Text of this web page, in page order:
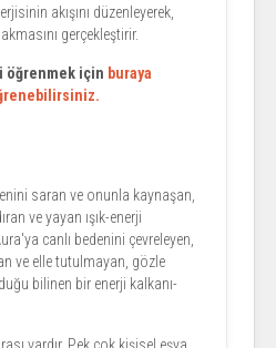
akışını düzenleyerek,
gerçekleştirir.
öğrenmek için buraya
saran ve onunla kaynaşan,
ve yayan ışık-enerji
canlı bedenini çevreleyen,
ve elle tutulmayan, gözle
bilinen bir enerji kalkanı-